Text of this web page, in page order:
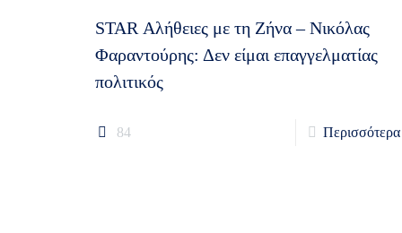
STAR Αλήθειες με τη Ζήνα – Νικόλας
Φαραντούρης: Δεν είμαι επαγγελματίας
πολιτικός
84 Περισσότερα